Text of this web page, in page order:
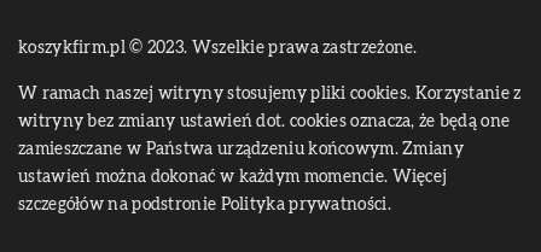
koszykfirm.pl © 2023. Wszelkie prawa zastrzeżone.
W ramach naszej witryny stosujemy pliki cookies. Korzystanie z
witryny bez zmiany ustawień dot. cookies oznacza, że będą one
zamieszczane w Państwa urządzeniu końcowym. Zmiany
ustawień można dokonać w każdym momencie. Więcej
szczegółów na podstronie Polityka prywatności.